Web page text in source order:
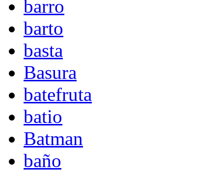
barro
barto
basta
Basura
batefruta
batio
Batman
baño